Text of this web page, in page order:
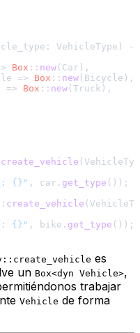
VehicleType)
->
Box :: new (Car),
=>
Box :: new (Bicycle),
=>
Box :: new (Truck),
create_vehicle
{}" , car. get_type ());
create_vehicle
{}" , bike. get_type ());
es
un Box<dyn Vehicle>,
trabajar
Vehicle de forma